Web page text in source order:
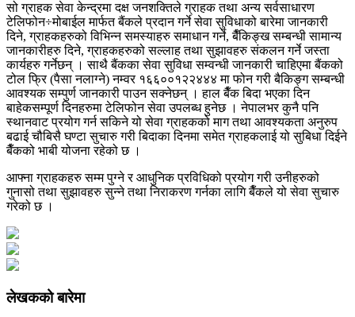
सो ग्राहक सेवा केन्द्रमा दक्ष जनशक्तिले ग्राहक तथा अन्य सर्वसाधारण
टेलिफोन÷मोबाईल मार्फत बैंकले प्रदान गर्ने सेवा सुविधाको बारेमा जानकारी
दिने, ग्राहकहरुको विभिन्न समस्याहरु समाधान गर्ने, बैँकिङ्ख सम्बन्धी सामान्य
जानकारीहरु दिने, ग्राहकहरुको सल्लाह तथा सुझावहरु संकलन गर्ने जस्ता
कार्यहरु गर्नेछन् । साथै बैंकका सेवा सुविधा सम्वन्धी जानकारी चाहिएमा बैंकको
टोल फ्रि (पैसा नलाग्ने) नम्वर १६६००१२२४४४ मा फोन गरी बैकिङ्ग सम्बन्धी
आवश्यक सम्पुर्ण जानकारी पाउन सक्नेछन् । हाल बैँक बिदा भएका दिन
बाहेकसम्पूर्ण दिनहरुमा टेलिफोन सेवा उपलब्ध हुनेछ । नेपालभर कुनै पनि
स्थानवाट प्रयोग गर्न सकिने यो सेवा ग्राहकको माग तथा आवश्यकता अनुरुप
बढाई चौबिसै घण्टा सुचारु गरी बिदाका दिनमा समेत ग्राहकलाई यो सुबिधा दिईने
बैँकको भाबी योजना रहेको छ ।
आफ्ना ग्राहकहरु सम्म पुग्ने र आधुनिक प्रविधिको प्रयोग गरी उनीहरुको
गुनासो तथा सुझावहरु सुन्ने तथा निराकरण गर्नका लागि बैँकले यो सेवा सुचारु
गरेको छ ।
लेखकको बारेमा